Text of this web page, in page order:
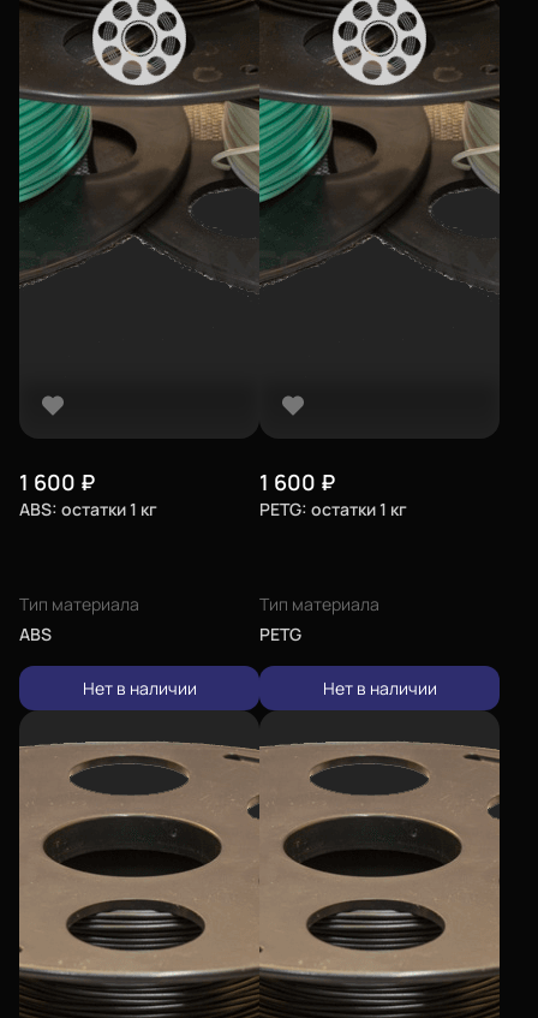
1 600 ₽
ABS: остатки 1 кг
Тип материала
ABS
Нет в наличии
1 600 ₽
PETG: остатки 1 кг
Тип материала
PETG
Нет в наличии
Еще
Войти
О нас
Филиалы
Система скидок
Оплата и доставка